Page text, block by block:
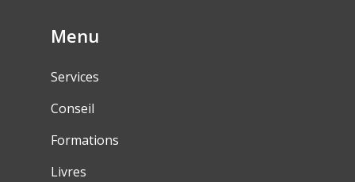
Menu
Services
Conseil
Formations
Livres